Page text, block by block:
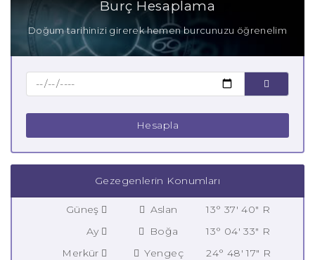
Burç Hesaplama
Doğum tarihinizi girerek hemen burcunuzu öğrenelim
Hesapla
Gezegenlerin Konumları
Güneş Aslan
13° 37' 40" R
Ay
Boğa
13° 04' 33" R
Merkür
Yengeç
24° 48' 17" R